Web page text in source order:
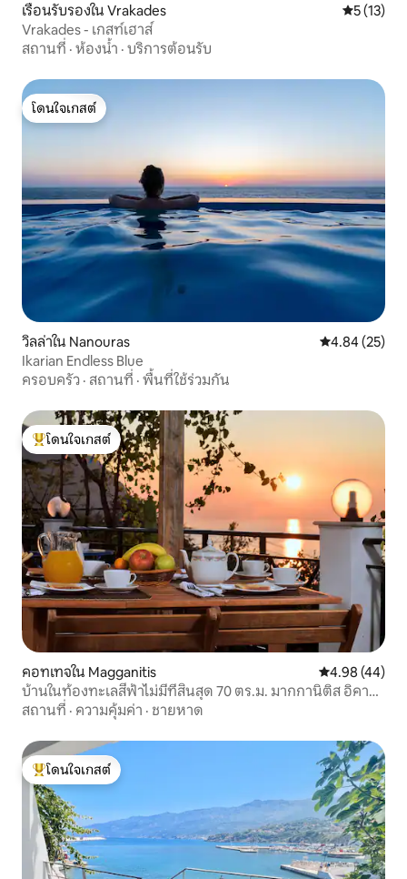
เรือนรับรองใน Vrakades คะแนนเฉลี่
5 (13)
Vrakades - เกสท์เฮาส์
สถานที่ · ห้องน้ำ · บริการต้อนรับ
โดนใจเกสต์
โดนใจเกสต์
วิลล่าใน Nanouras คะแนนเฉลี่ย
4.84 (25)
Ikarian Endless Blue
ครอบครัว · สถานที่ · พื้นที่ใช้ร่วมกัน
โดนใจเกสต์ที่สุด
โดนใจเกสต์
คอทเทจใน Magganitis คะแนนเฉลี่ย
4.98 (44)
บ้านในท้องทะเลสีฟ้าไม่มีที่สิ้นสุด 70 ตร.ม. มากกานิติส อิคา
เรีย
สถานที่ · ความคุ้มค่า · ชายหาด
โดนใจเกสต์ที่สุด
โดนใจเกสต์